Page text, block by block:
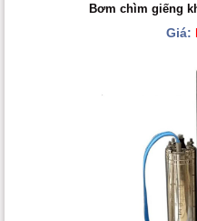
Bơm chìm giếng
Giá: